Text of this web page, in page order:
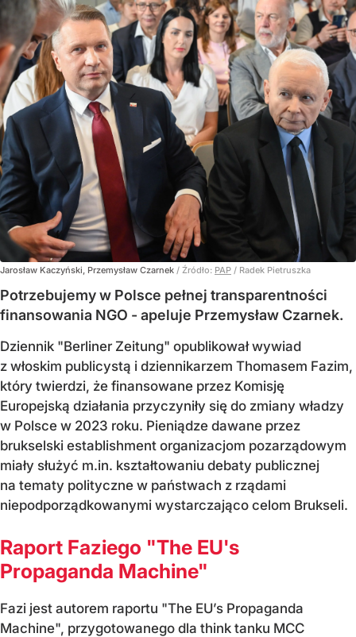
Jarosław Kaczyński, Przemysław Czarnek / Źródło: PAP / Radek Pietruszka
Potrzebujemy w Polsce pełnej transparentności
finansowania NGO - apeluje Przemysław Czarnek.
Dziennik "Berliner Zeitung" opublikował wywiad
z włoskim publicystą i dziennikarzem Thomasem Fazim,
który twierdzi, że finansowane przez Komisję
Europejską działania przyczyniły się do zmiany władzy
w Polsce w 2023 roku. Pieniądze dawane przez
brukselski establishment organizacjom pozarządowym
miały służyć m.in. kształtowaniu debaty publicznej
na tematy polityczne w państwach z rządami
niepodporządkowanymi wystarczająco celom Brukseli.
Raport Faziego "The EU's
Propaganda Machine"
Fazi jest autorem raportu "The EU’s Propaganda
Machine", przygotowanego dla think tanku MCC